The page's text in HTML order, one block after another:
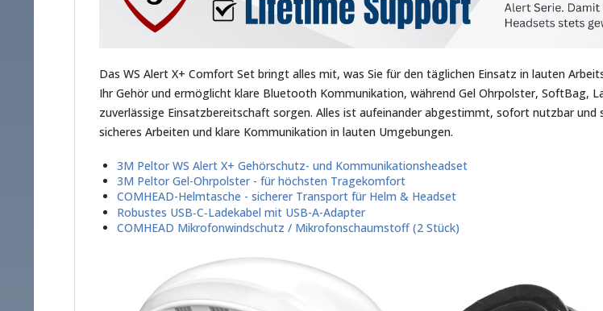
Das WS Alert X+ Comfort Set bringt alles mit, was Sie für den täglichen Einsatz in lauten
Ihr Gehör und ermöglicht klare Bluetooth Kommunikation, während Gel Ohrpolster, SoftBag,
zuverlässige Einsatzbereitschaft sorgen. Alles ist aufeinander abgestimmt, sofort nutzbar
sicheres Arbeiten und klare Kommunikation in lauten Umgebungen.
3M Peltor WS Alert X+ Gehörschutz- und Kommunikationsheadset
3M Peltor Gel-Ohrpolster - für höchsten Tragekomfort
COMHEAD-Helmtasche - sicherer Transport für Helm & Headset
Robustes USB‑C‑Ladekabel mit USB-A-Adapter
COMHEAD Mikrofonwindschutz / Mikrofonschaumstoff (2 Stück)